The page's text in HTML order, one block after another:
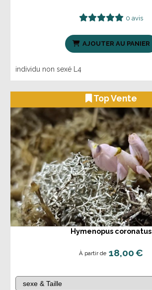
0 avis
individu non sexé L4
AJOUTER AU PANIER
Top Vente
Hymenopus coronatus
À partir de 18,00€